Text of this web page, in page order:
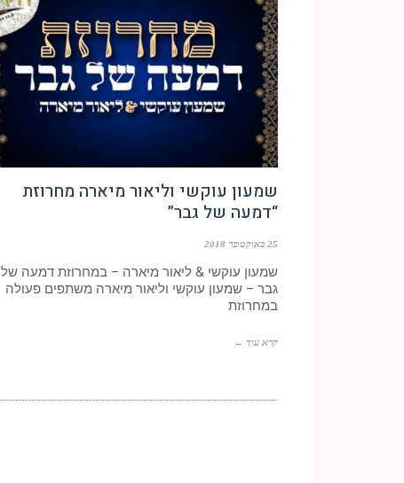
שמעון עוקשי וליאור מיארה מחרוזת
“דמעה של גבר”
25 באוקטובר 2018
שמעון עוקשי & ליאור מיארה – במחרוזת דמעה של
גבר – שמעון עוקשי וליאור מיארה משתפים פעולה
במחרוזת
קרא עוד ←